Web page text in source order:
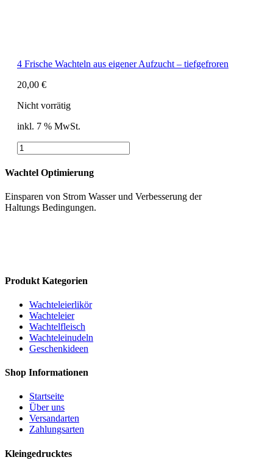
4 Frische Wachteln aus eigener Aufzucht – tiefgefroren
20,00 €
Nicht vorrätig
inkl. 7 % MwSt.
4
Frische
Wachteln
aus
Aufzucht
-
Wachtel Optimierung
Einsparen von Strom Wasser und Verbesserung der
Haltungs Bedingungen.
Produkt Kategorien
Wachteleierlikör
Wachteleier
Wachtelfleisch
Wachteleinudeln
Geschenkideen
Shop Informationen
Startseite
Über uns
Versandarten
Zahlungsarten
Kleingedrucktes